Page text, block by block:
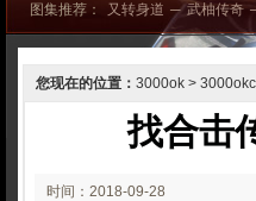
图集推荐：
又转身道 ─ 武柚传奇
您现在的位置： 3000ok >
找合击
时间：2018-09-28